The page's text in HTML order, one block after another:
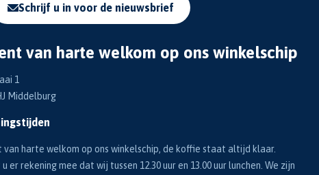
Schrijf u in voor de nieuwsbrief
van harte welkom op ons winkelschip
1
Middelburg
van harte welkom op ons winkelschip, de koffie staat altijd klaar.
u er rekening mee dat wij tussen 12.30 uur en 13.00 uur lunchen. We zijn